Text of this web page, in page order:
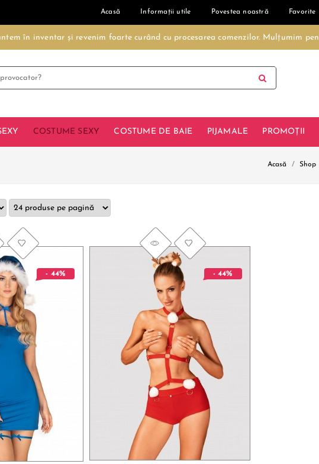
Acasă Informații utile Povestea noastră Favorite
în inventar și revenim foarte curând cu procesarea comenzilor. Mulțumim
COSTUME SEXY COSTUME DE BAIE PIJAMALE PROMOȚII
Acasă Shop
- 44% - 44%